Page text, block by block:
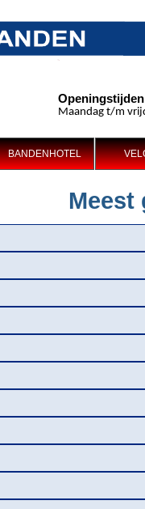
Openingstijden
Maandag t/m
BANDENHOTEL
Meest